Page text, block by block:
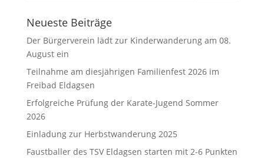
Neueste Beiträge
Der Bürgerverein lädt zur Kinderwanderung am 08.
August ein
Teilnahme am diesjährigen Familienfest 2026 im
Freibad Eldagsen
Erfolgreiche Prüfung der Karate-Jugend Sommer
2026
Einladung zur Herbstwanderung 2025
Faustballer des TSV Eldagsen starten mit 2-6 Punkten